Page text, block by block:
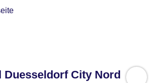
Duesseldorf City Nord